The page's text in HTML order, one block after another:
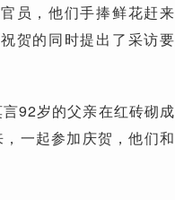
员，他们手捧鲜花赶来
贺的同时提出了采访要
92岁的父亲在红砖砌成
一起参加庆贺，他们和